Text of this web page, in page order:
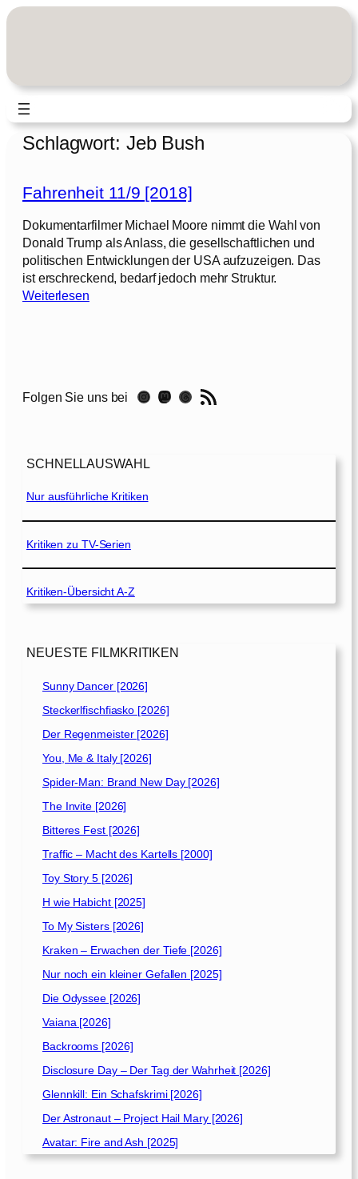
Zum
Schlagwort: Jeb Bush
Fahrenheit 11/9 [2018]
Dokumentarfilmer Michael Moore nimmt die Wahl von
Donald Trump als Anlass, die gesellschaftlichen und
politischen Entwicklungen der USA aufzuzeigen. Das
ist erschreckend, bedarf jedoch mehr Struktur.
Weiterlesen:
n
t
1
1
/
2
0
8
Folgen Sie uns bei Instagram Mastodon Threads RSS-Feed
SCHNELLAUSWAHL
Nur ausführliche Kritiken
Kritiken zu TV-Serien
Kritiken-Übersicht A-Z
NEUESTE FILMKRITIKEN
Sunny Dancer [2026]
Steckerlfischfiasko [2026]
Der Regenmeister [2026]
You, Me & Italy [2026]
Spider-Man: Brand New Day [2026]
The Invite [2026]
Bitteres Fest [2026]
Traffic – Macht des Kartells [2000]
Toy Story 5 [2026]
H wie Habicht [2025]
To My Sisters [2026]
Kraken – Erwachen der Tiefe [2026]
Nur noch ein kleiner Gefallen [2025]
Die Odyssee [2026]
Vaiana [2026]
Backrooms [2026]
Disclosure Day – Der Tag der Wahrheit [2026]
Glennkill: Ein Schafskrimi [2026]
Der Astronaut – Project Hail Mary [2026]
Avatar: Fire and Ash [2025]